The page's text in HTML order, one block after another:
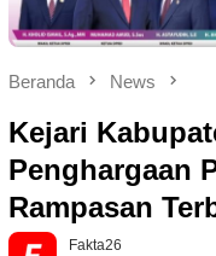
Beranda News
Kejari
Penghargaan
Rampasan
Fakta26